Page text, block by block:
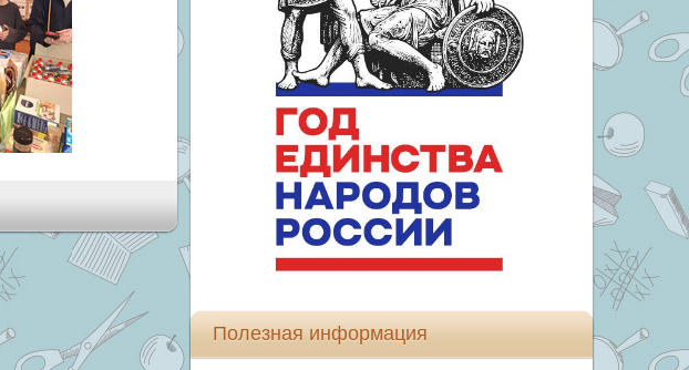
Полезная информация